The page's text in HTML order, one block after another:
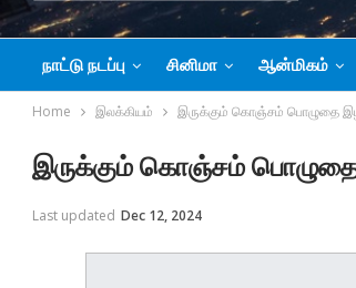
நாட்டு நடப்பு சினிமா ஆன்மிகம்
Home இலக்கியம் இருக்கும் கொஞ்சம் பொழுதை
இருக்கும் கொஞ்சம்
Last updated Dec 12, 2024